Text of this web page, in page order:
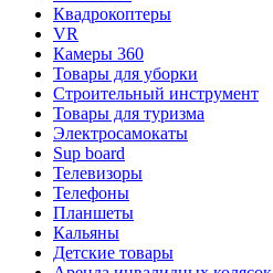
Квадрокоптеры
VR
Камеры 360
Товары для уборки
Строительный инструмент
Товары для туризма
Электросамокаты
Sup board
Телевизоры
Телефоны
Планшеты
Кальяны
Детские товары